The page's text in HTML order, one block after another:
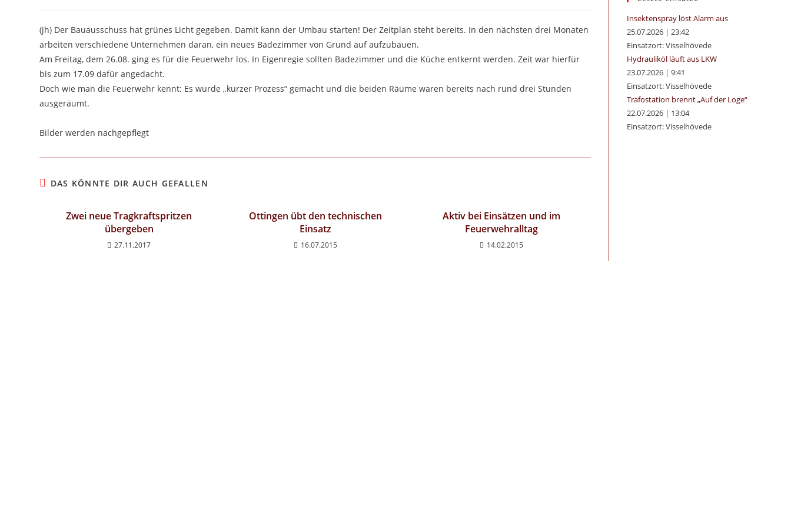
(jh) Der Bauausschuss hat grünes Licht gegeben. Damit kann der Umbau starten! Der Zeitplan steht bereits. In den nächsten drei Monaten
arbeiten verschiedene Unternehmen daran, ein neues Badezimmer von Grund auf aufzubauen.
Am Freitag, dem 26.08. ging es für die Feuerwehr los. In Eigenregie sollten Badezimmer und die Küche entkernt werden. Zeit war hierfür
bis zum 17.09 dafür angedacht.
Doch wie man die Feuerwehr kennt: Es wurde „kurzer Prozess“ gemacht und die beiden Räume waren bereits nach rund drei Stunden
ausgeräumt.
Bilder werden nachgepflegt
DAS KÖNNTE DIR AUCH GEFALLEN
Zwei neue Tragkraftspritzen
übergeben
27.11.2017
Ottingen übt den technischen
Einsatz
16.07.2015
Aktiv bei Einsätzen und im
Feuerwehralltag
14.02.2015
Insektenspray löst Alarm aus
25.07.2026| 23:42
Einsatzort: Visselhövede
Hydrauliköl läuft aus LKW
23.07.2026| 9:41
Einsatzort: Visselhövede
Trafostation brennt „Auf der Loge“
22.07.2026| 13:04
Einsatzort: Visselhövede